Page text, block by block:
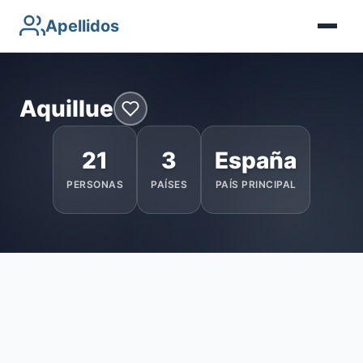
Apellidos
Aquillue
21
PERSONAS
3
PAÍSES
España
PAÍS PRINCIPAL